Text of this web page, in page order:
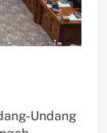
Undang